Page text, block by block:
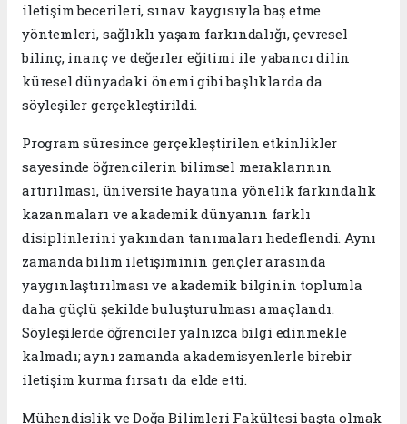
iletişim becerileri, sınav kaygısıyla baş etme
yöntemleri, sağlıklı yaşam farkındalığı, çevresel
bilinç, inanç ve değerler eğitimi ile yabancı dilin
küresel dünyadaki önemi gibi başlıklarda da
söyleşiler gerçekleştirildi.
Program süresince gerçekleştirilen etkinlikler
sayesinde öğrencilerin bilimsel meraklarının
artırılması, üniversite hayatına yönelik farkındalık
kazanmaları ve akademik dünyanın farklı
disiplinlerini yakından tanımaları hedeflendi. Aynı
zamanda bilim iletişiminin gençler arasında
yaygınlaştırılması ve akademik bilginin toplumla
daha güçlü şekilde buluşturulması amaçlandı.
Söyleşilerde öğrenciler yalnızca bilgi edinmekle
kalmadı; aynı zamanda akademisyenlerle birebir
iletişim kurma fırsatı da elde etti.
Mühendislik ve Doğa Bilimleri Fakültesi başta olmak